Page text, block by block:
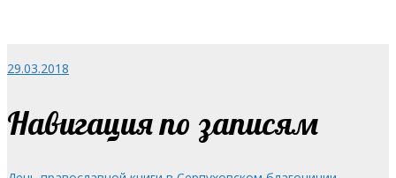
29.03.2018
Навигация по записям